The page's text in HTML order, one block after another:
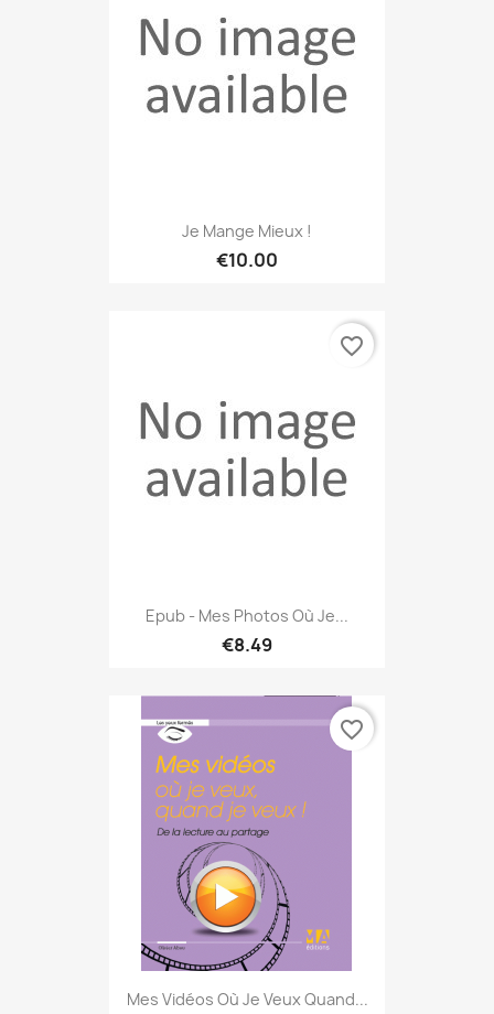
Je Mange Mieux !
€10.00
Epub - Mes Photos Où Je...
€8.49
favorite_border
Mes Vidéos Où Je Veux Quand...
favorite_border